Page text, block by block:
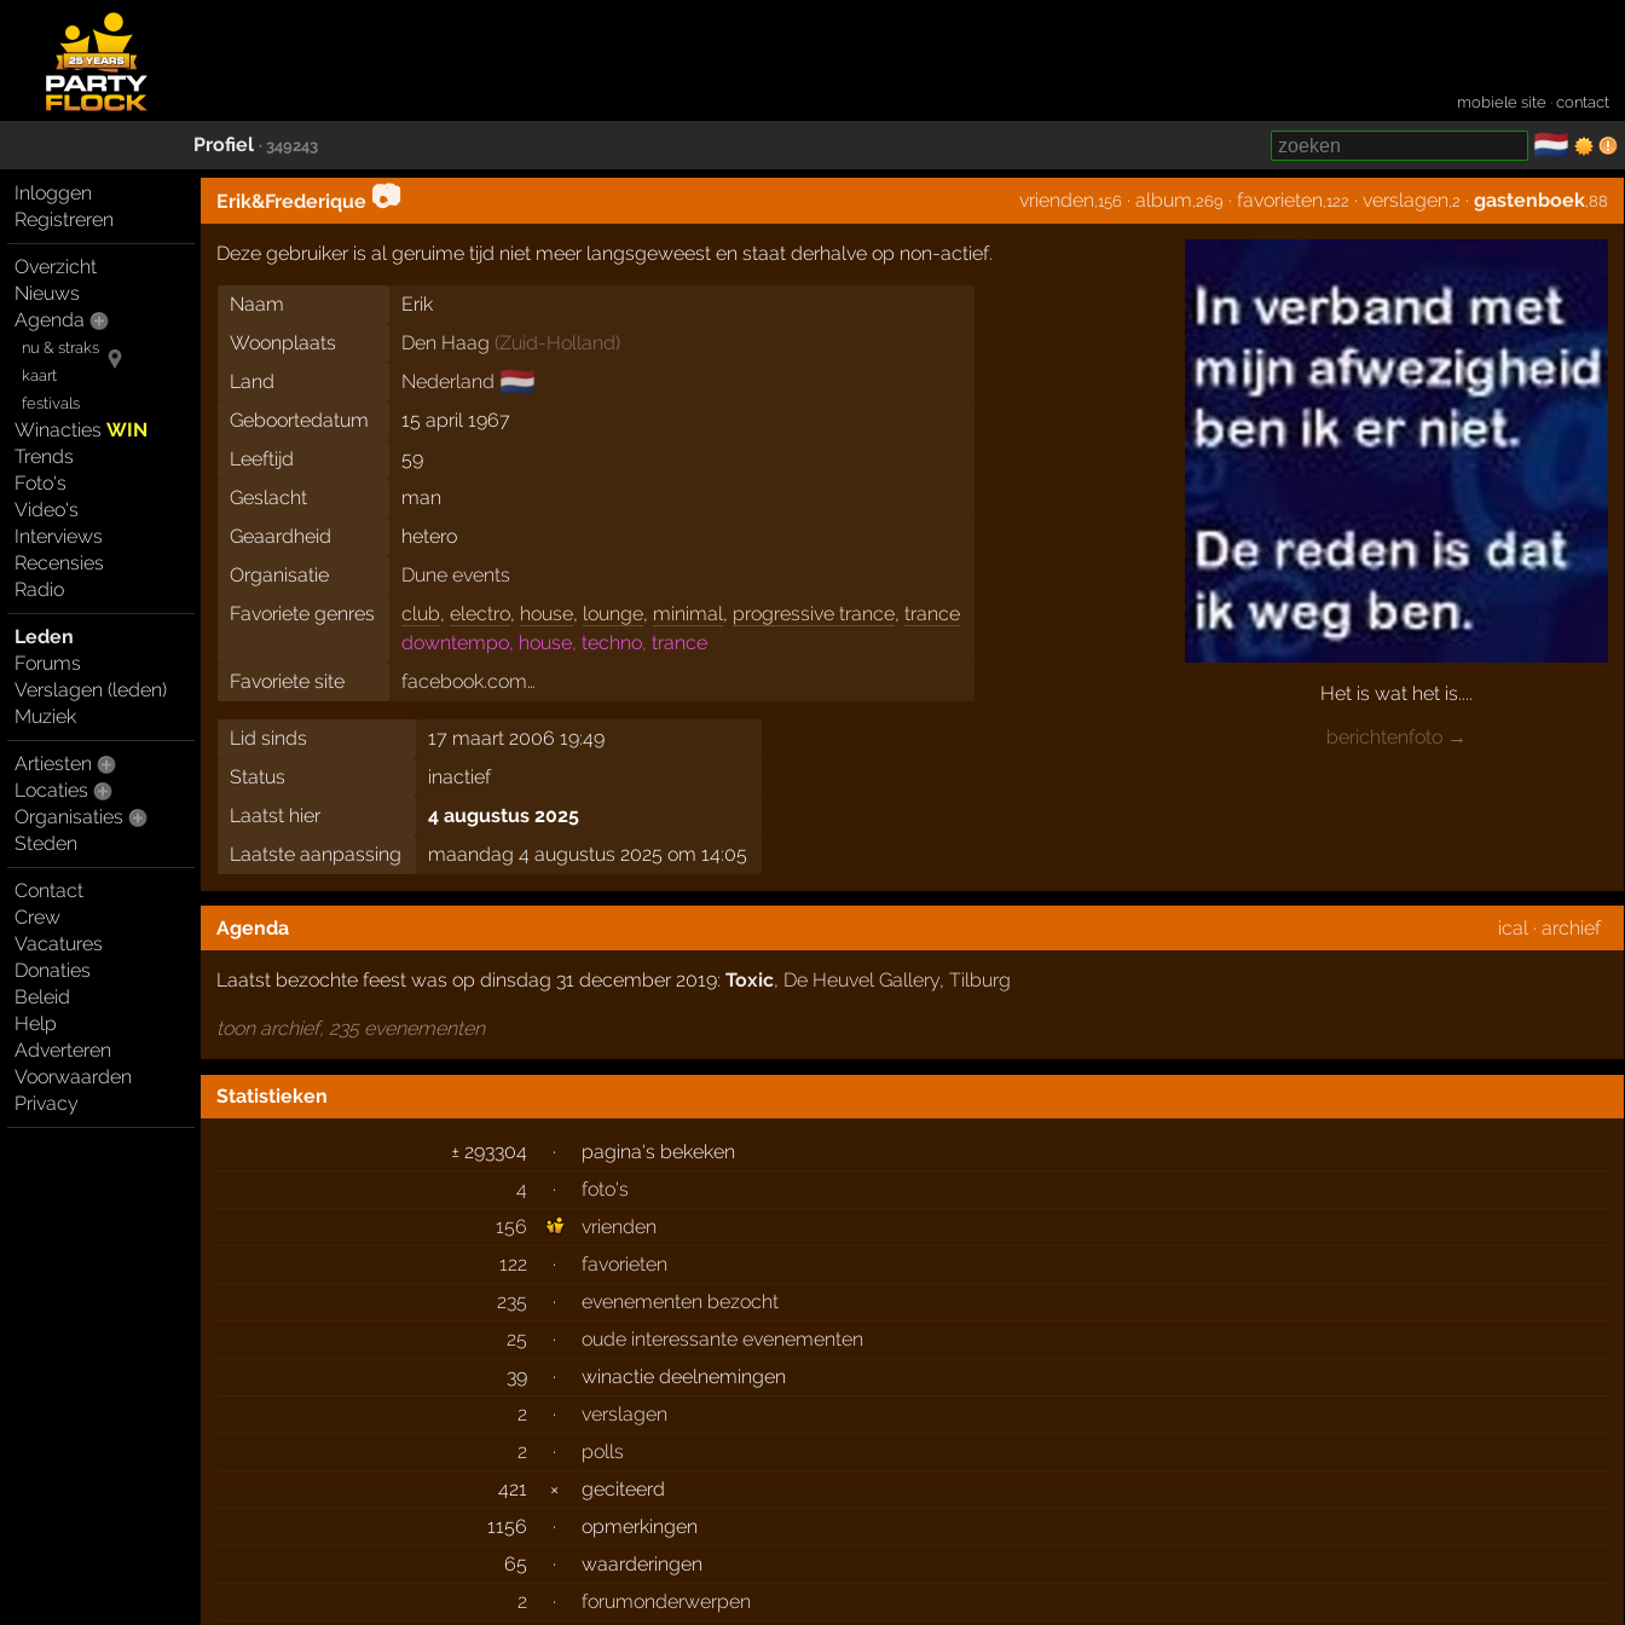
mobiele site ·contact
Profiel · 349243 🇳🇱
Inloggen
Registreren
Overzicht
Nieuws
Agenda
nu & straks
kaart
festivals
WinactiesWIN
Trends
Foto's
Video's
Interviews
Recensies
Radio
Leden
Forums
Verslagen (leden)
Muziek
Artiesten
Locaties
Organisaties
Steden
Contact
Crew
Vacatures
Donaties
Beleid
Help
Adverteren
Voorwaarden
Privacy
Erik&Frederique 📷 vrienden ,156 ·album ,269 ·favorieten ,122 ·verslagen ,2 ·gastenboek,88
Het is wat het is....
berichtenfoto →
Deze gebruiker is al geruime tijd niet meer langsgeweest en staat derhalve op non-actief.
Naam
Erik
Woonplaats
Den Haag (Zuid-Holland)
Land
Nederland 🇳🇱
Geboortedatum
15 april 1967
Leeftijd
59
Geslacht
man
Geaardheid
hetero
Organisatie
Dune events
Favoriete genres
club,electro, house, lounge, minimal, progressive trance,trance
downtempo, house, techno, trance
Favoriete site
facebook.com…
Lid sinds
17 maart 2006 19:49
Status
inactief
Laatst hier
4 augustus 2025
Laatste aanpassing
maandag 4 augustus 2025 om 14:05
Agenda ical · archief
Laatst bezochte feest was op dinsdag 31 december 2019: Toxic, De Heuvel Gallery, Tilburg
toon archief, 235 evenementen
Statistieken
± 293304 ·
pagina's bekeken
4
·
foto's
156
vrienden
122
·
favorieten
235
·
evenementen bezocht
25
·
oude interessante evenementen
39
·
winactie deelnemingen
2
·
verslagen
2
·
polls
421
×
geciteerd
1156
·
opmerkingen
65
·
waarderingen
2
·
forumonderwerpen